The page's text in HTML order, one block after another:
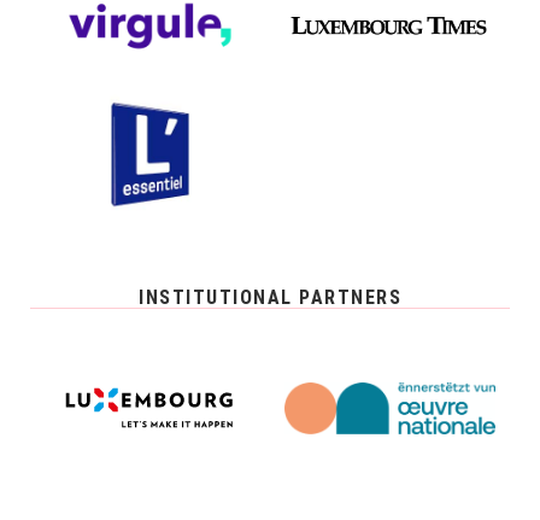
INSTITUTIONAL PARTNERS